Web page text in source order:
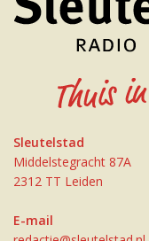
Sleutelstad
Middelstegracht 87A
2312 TT Leiden
E-mail